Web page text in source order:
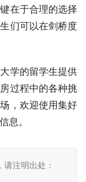
在于合理的选择
们可以在剑桥度
学的留学生提供
过程中的各种挑
，欢迎使用集好
息。
注明出处：